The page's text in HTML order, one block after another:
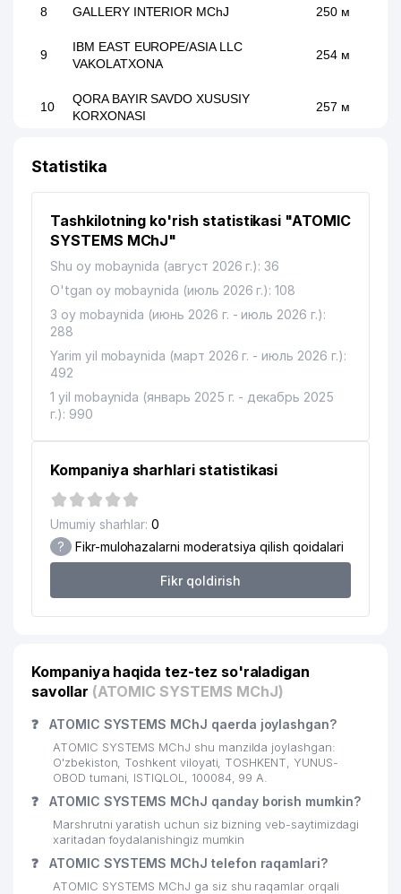
8 GALLERY INTERIOR MChJ 250 м
9
IBM EAST EUROPE/ASIA LLC
VAKOLATXONA
254 м
10
QORA BAYIR SAVDO XUSUSIY
KORXONASI
257 м
13
JICA XALQARO HAMKORLIK
AGENTLIGI VAKOLATXONA
283 м
14
JETRO TASHKENT VAKOLATXONA
TASHQI SAVDONI RIVOJLANTIRISH
BO'YICHA YAPON TASHKILOTINING
15
VAKOLATXONA
290 м
16 GLOBAL LOGISTICS SYSTEMS MChJ 291 м
MChJ
MEDIVIZIO GBA XUSUSIY
KORXONASI
19 INTERNATIONAL EXPO GROUP MChJ
20 335 м
21 INTERSERVIS DK DK 345 м
23 TOP FOOD SERVICE MChJ
25
KVADRO STATUS ADVOKATLIK
FIRMASI
422 м
26 BRU-SERVIS-QURILISH MChJ 433 м
27 AGROSANOATTEXYEG'ISH TREST 433 м
28
BUSINESS TO BUSINESS
CONSULTING MChJ
454 м
Statistika
Tashkilotning ko'rish statistikasi "ATOMIC
SYSTEMS MChJ"
Shu oy mobaynida (август 2026 г.): 36
O'tgan oy mobaynida (июль 2026 г.): 108
3 oy mobaynida (июнь 2026 г. - июль 2026 г.):
288
Yarim yil mobaynida (март 2026 г. - июль 2026 г.):
492
1 yil mobaynida (январь 2025 г. - декабрь 2025
г.): 990
Kompaniya sharhlari statistikasi
Umumiy sharhlar: 0
? Fikr-mulohazalarni moderatsiya qilish qoidalari
Fikr qoldirish
Kompaniya haqida tez-tez so'raladigan
savollar (ATOMIC SYSTEMS MChJ)
❓ ATOMIC SYSTEMS MChJ qaerda joylashgan?
ATOMIC SYSTEMS MChJ shu manzilda joylashgan:
O'zbekiston, Toshkent viloyati, TOSHKENT, YUNUS-
OBOD tumani, ISTIQLOL, 100084, 99 А.
❓ ATOMIC SYSTEMS MChJ qanday borish mumkin?
Marshrutni yaratish uchun siz bizning veb-saytimizdagi
xaritadan foydalanishingiz mumkin
❓ ATOMIC SYSTEMS MChJ telefon raqamlari?
ATOMIC SYSTEMS MChJ ga siz shu raqamlar orqali